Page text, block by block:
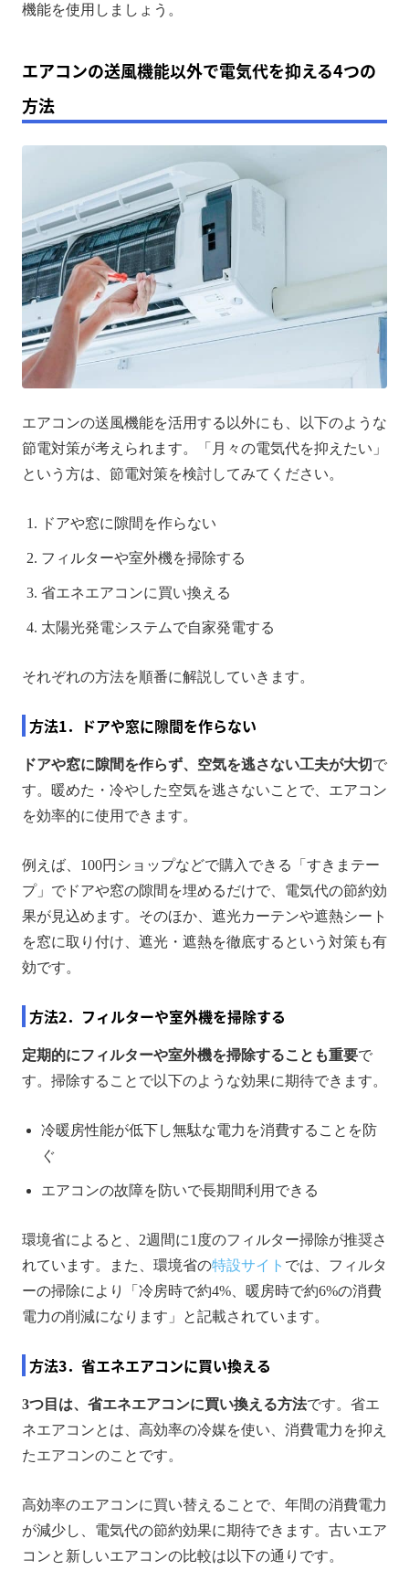
機能を使用しましょう。
エアコンの送風機能以外で電気代を抑える4つの
方法
エアコンの送風機能を活用する以外にも、以下のような
節電対策が考えられます。「月々の電気代を抑えたい」
という方は、節電対策を検討してみてください。
ドアや窓に隙間を作らない
フィルターや室外機を掃除する
省エネエアコンに買い換える
太陽光発電システムで自家発電する
それぞれの方法を順番に解説していきます。
方法1．ドアや窓に隙間を作らない
ドアや窓に隙間を作らず、空気を逃さない工夫が大切 で
す。暖めた・冷やした空気を逃さないことで、エアコン
を効率的に使用できます。
例えば、100円ショップなどで購入できる「すきまテー
プ」でドアや窓の隙間を埋めるだけで、電気代の節約効
果が見込めます。そのほか、遮光カーテンや遮熱シート
を窓に取り付け、遮光・遮熱を徹底するという対策も有
効です。
方法2．フィルターや室外機を掃除する
定期的にフィルターや室外機を掃除することも重要で
す。掃除することで以下のような効果に期待できます。
冷暖房性能が低下し無駄な電力を消費することを防
ぐ
エアコンの故障を防いで長期間利用できる
環境省によると、2週間に1度のフィルター掃除が推奨さ
れています。また、環境省の特設サイト では、フィルタ
ーの掃除により「冷房時で約4%、暖房時で約6%の消費
電力の削減になります」と記載されています。
方法3．省エネエアコンに買い換える
3つ目は、省エネエアコンに買い換える方法です。省エ
ネエアコンとは、高効率の冷媒を使い、消費電力を抑え
たエアコンのことです。
高効率のエアコンに買い替えることで、年間の消費電力
が減少し、電気代の節約効果に期待できます。古いエア
コンと新しいエアコンの比較は以下の通りです。